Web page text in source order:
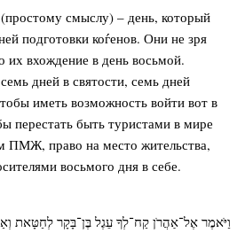
(простому смыслу) – день, который
подготовки коѓенов. Они не зря
их вхождение в день восьмой.
дней в святости, семь дней
иметь возможность войти вот в
перестать быть туристами в мире
ПМЖ, право на место жительства,
восьмого дня в себе.
וַיֹּאמֶר אֶל־אַהֲרֹן קַח־לְךָ עֵגֶל בֶּן־בָּקָר לְחַטָּאת